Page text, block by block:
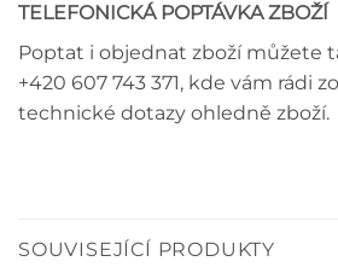
TELEFONICKÁ POPTÁVKA ZBOŽÍ
Poptat i objednat zboží můžete
+420 607 743 371, kde vám rádi
technické dotazy ohledně zboží.
SOUVISEJÍCÍ PRODUKTY